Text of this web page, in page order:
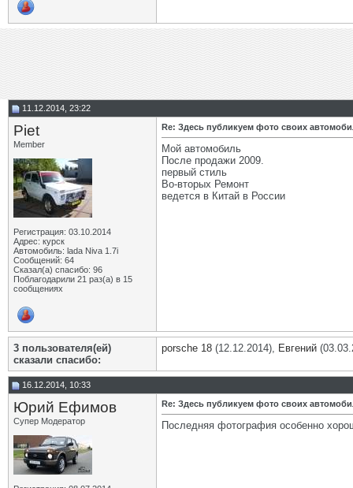
11.12.2014, 23:22
Piet
Member
Регистрация: 03.10.2014
Адрес: курск
Автомобиль: lada Niva 1.7i
Сообщений: 64
Сказал(а) спасибо: 96
Поблагодарили 21 раз(а) в 15
сообщениях
Re: Здесь публикуем фото своих
Мой автомобиль
После продажи 2009.
первый стиль
Во-вторых Ремонт
ведется в Китай в России
3 пользователя(ей)
сказали cпасибо:
porsche 18 (12.12.2014), Евгений
16.12.2014, 10:33
Юрий Ефимов
Супер Модератор
Re: Здесь публикуем фото своих
Последняя фотография особенно